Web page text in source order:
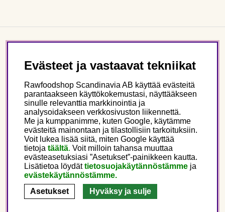
Seuraa meitä
Tämä on Rawfoodshop
Finland
Evästeet ja vastaavat tekniikat
Rawfoodshop Scandinavia AB käyttää evästeitä
parantaakseen käyttökokemustasi, näyttääkseen
sinulle relevanttia markkinointia ja
analysoidakseen verkkosivuston liikennettä.
Me ja kumppanimme, kuten Google, käytämme
evästeitä mainontaan ja tilastollisiin tarkoituksiin.
Voit lukea lisää siitä, miten Google käyttää
tietoja täältä. Voit milloin tahansa muuttaa
evästeasetuksiasi ”Asetukset”-painikkeen kautta.
Lisätietoa löydättietosuojakäytännöstämme ja
evästekäytännöstämme.
Asetukset
Hyväksy ja sulje